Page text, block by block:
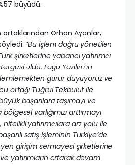
büyüdü.
ortaklarından Orhan Ayanlar,
“Bu işlem doğru yönetilen
şirketlerine yabancı yatırımcı
oldu. Logo Yazılım’ın
gurur duyuyoruz ve
ortağı Tuğrul Tekbulut ile
başarılara taşımayı ve
varlığımızı arttırmayı
yatırımcılara arz yolu ile
satış işleminin Türkiye’de
girişim sermayesi şirketlerine
yatırımların artarak devam